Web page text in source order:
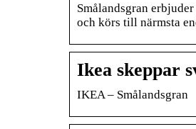
Smålandsgran
och körs till närmsta
Ikea skeppar
IKEA – Smålandsgran